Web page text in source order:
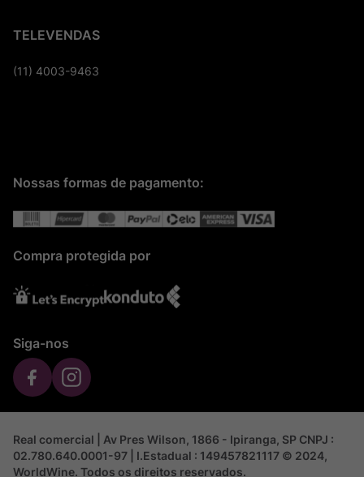
TELEVENDAS
(11) 4003-9463
Nossas formas de pagamento:
Compra protegida por
Siga-nos
Real comercial | Av Pres Wilson, 1866 - Ipiranga, SP CNPJ :
02.780.640.0001-97 | I.Estadual : 149457821117 © 2024,
WorldWine. Todos os direitos reservados.